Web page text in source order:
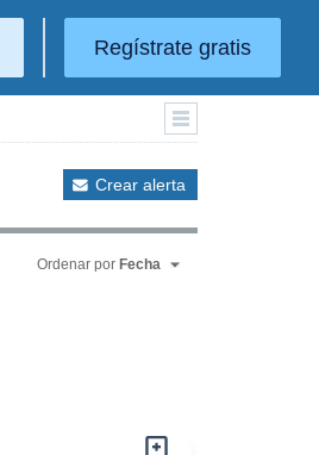
Regístrate gratis
Crear alerta
Ordenar por Fecha